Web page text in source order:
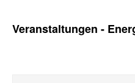
Veranstaltungen -